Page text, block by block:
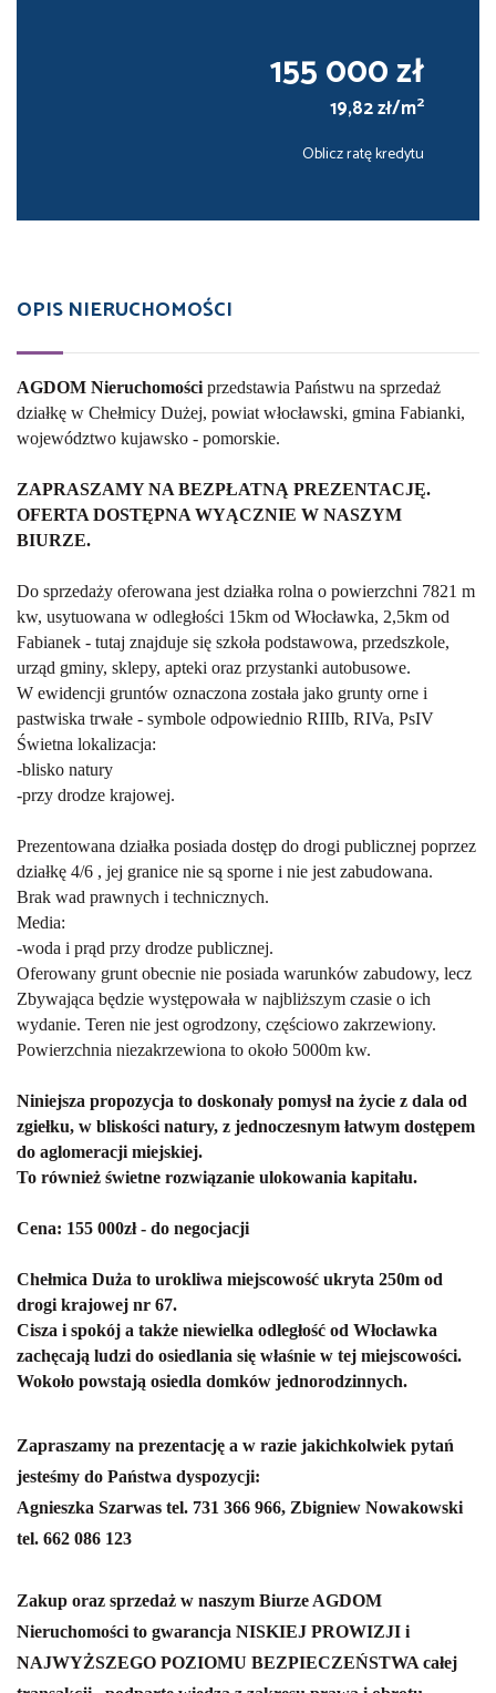
155 000 zł
19,82 zł/m2
Oblicz ratę kredytu
OPIS NIERUCHOMOŚCI
AGDOM Nieruchomości przedstawia Państwu na sprzedaż
działkę w Chełmicy Dużej, powiat włocławski, gmina Fabianki,
województwo kujawsko - pomorskie.
ZAPRASZAMY NA BEZPŁATNĄ PREZENTACJĘ.
OFERTA DOSTĘPNA WYĄCZNIE W NASZYM
BIURZE.
Do sprzedaży oferowana jest działka rolna o powierzchni 7821 m
kw, usytuowana w odległości 15km od Włocławka, 2,5km od
Fabianek - tutaj znajduje się szkoła podstawowa, przedszkole,
urząd gminy, sklepy, apteki oraz przystanki autobusowe.
W ewidencji gruntów oznaczona została jako grunty orne i
pastwiska trwałe - symbole odpowiednio RIIIb, RIVa, PsIV
Świetna lokalizacja:
-blisko natury
-przy drodze krajowej.
Prezentowana działka posiada dostęp do drogi publicznej poprzez
działkę 4/6 , jej granice nie są sporne i nie jest zabudowana.
Brak wad prawnych i technicznych.
Media:
-woda i prąd przy drodze publicznej.
Oferowany grunt obecnie nie posiada warunków zabudowy, lecz
Zbywająca będzie występowała w najbliższym czasie o ich
wydanie. Teren nie jest ogrodzony, częściowo zakrzewiony.
Powierzchnia niezakrzewiona to około 5000m kw.
Niniejsza propozycja to doskonały pomysł na życie z dala od
zgiełku, w bliskości natury, z jednoczesnym łatwym dostępem
do aglomeracji miejskiej.
To również świetne rozwiązanie ulokowania kapitału.
Cena: 155 000zł - do negocjacji
Chełmica Duża to urokliwa miejscowość ukryta 250m od
drogi krajowej nr 67.
Cisza i spokój a także niewielka odległość od Włocławka
zachęcają ludzi do osiedlania się właśnie w tej miejscowości.
Wokoło powstają osiedla domków jednorodzinnych.
Zapraszamy na prezentację a w razie jakichkolwiek pytań
jesteśmy do Państwa dyspozycji:
Agnieszka Szarwas tel. 731 366 966, Zbigniew Nowakowski
tel. 662 086 123
Zakup oraz sprzedaż w naszym Biurze AGDOM
Nieruchomości to gwarancja NISKIEJ PROWIZJI i
NAJWYŻSZEGO POZIOMU BEZPIECZEŃSTWA całej